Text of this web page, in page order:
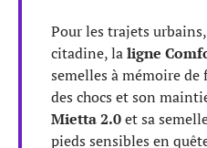
Pour les trajets
citadine, laligne
semelles à mémoire
des chocs et son
Mietta 2.0et sa
pieds sensibles en